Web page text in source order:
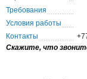
Требования
Условия работы
Контакты
Скажите, что